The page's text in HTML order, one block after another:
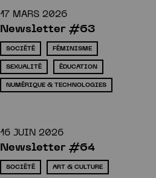
17 MARS 2026
Newsletter #63
SOCIÉTÉ FÉMINISME
SEXUALITÉ ÉDUCATION
NUMÉRIQUE & TECHNOLOGIES
16 JUIN 2026
Newsletter #64
SOCIÉTÉ ART & CULTURE